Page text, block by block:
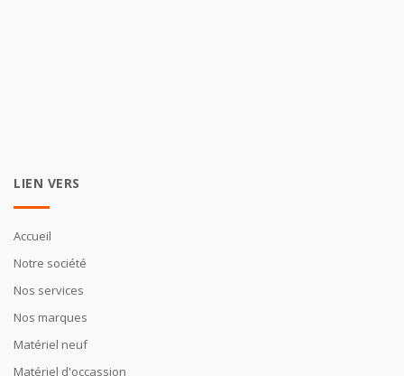
LIEN VERS
Accueil
Notre société
Nos services
Nos marques
Matériel neuf
Matériel d'occassion